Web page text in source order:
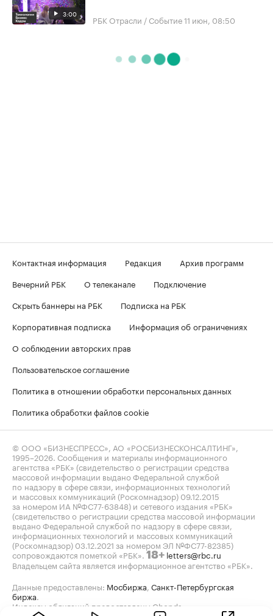
3:00 РБК Отрасли / Событие11 июн, 08:50
Контактная информация Редакция
Архив программ
Вечерний РБК
О телеканале
Подключение
Скрыть баннеры на РБК
Подписка на РБК
Корпоративная подписка
Информация об ограничениях
О соблюдении авторских прав
Пользовательское соглашение
Политика в отношении обработки персональных данных
Политика обработки файлов cookie
© ООО «БИЗНЕСПРЕСС», АО «РОСБИЗНЕСКОНСАЛТИНГ»,
1995–2026 . Сообщения и материалы информационного
агентства «РБК» (свидетельство о регистрации средства
массовой информации выдано Федеральной службой
по надзору в сфере связи, информационных технологий
и массовых коммуникаций (Роскомнадзор) 09.12.2015
за номером ИА №ФС77-63848) и сетевого издания «РБК»
(свидетельство о регистрации средства массовой информации
выдано Федеральной службой по надзору в сфере связи,
информационных технологий и массовых коммуникаций
(Роскомнадзор) 03.12.2021 за номером ЭЛ №ФС77-82385)
сопровождаются пометкой «РБК». 18+ letters@rbc.ru
Владельцем сайта является информационное агентство «РБК».
Данные предоставлены: Мосбиржа Санкт-Петербургская
биржа
Индексы облигаций предоставлены Cbonds.